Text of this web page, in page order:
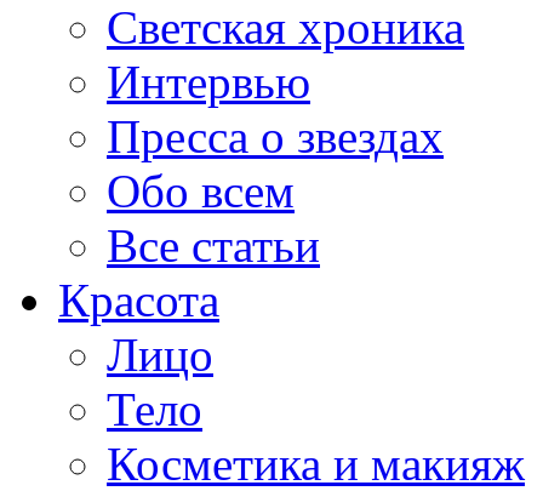
Светская хроника
Интервью
Пресса о звездах
Обо всем
Все статьи
Красота
Лицо
Тело
Косметика и макияж